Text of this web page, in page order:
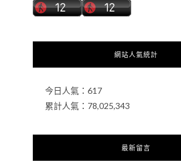
網站人氣統計
今日人氣： 617
累計人氣： 78,025,343
最新留言